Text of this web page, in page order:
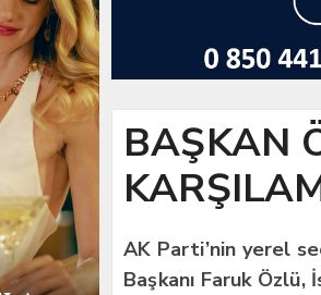
BAŞKAN
AK Parti’nin yerel
Başkanı Faruk